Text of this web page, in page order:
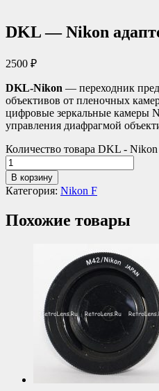
DKL — Nikon
2500 ₽
DKL-Nikon — переходник
объективов от пленочных
цифровые зеркальные камеры
управления диафрагмой
Количество товара DKL - Nikon
В корзину
Категория: Nikon F
Похожие товары